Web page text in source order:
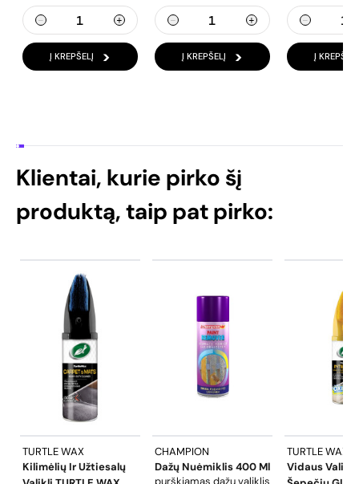
Į KREPŠELĮ Į KREPŠELĮ Į KREPŠELĮ
Klientai, kurie pirko šį
produktą, taip pat pirko:
TURTLE WAX
Kilimėlių Ir Užtiesalų
CHAMPION
Dažų Nuėmiklis 400 Ml
purškiamas dažų valiklis
TURTLE WAX
Vidaus Valikl